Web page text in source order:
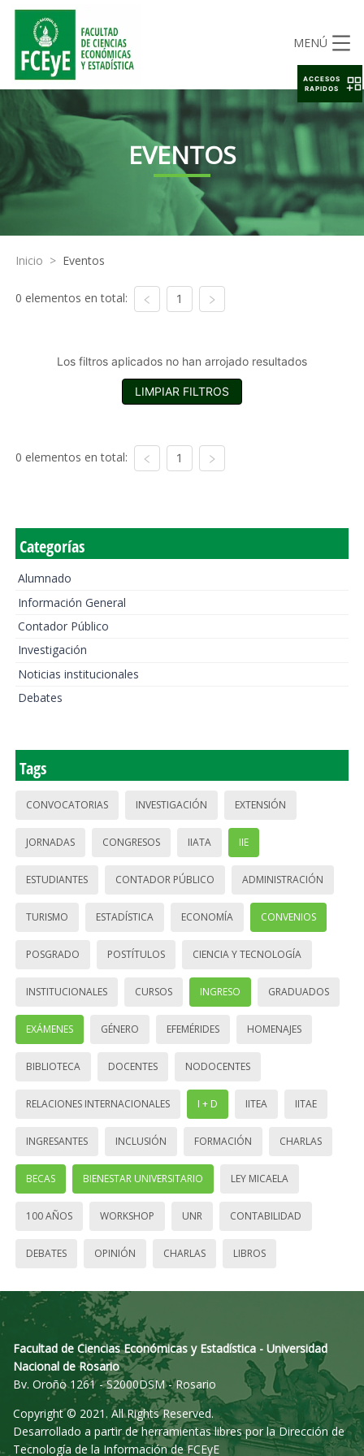
MENÚ
EVENTOS
Inicio > Eventos
0 elementos en total: 1
Los filtros aplicados no han arrojado resultados
LIMPIAR FILTROS
0 elementos en total: 1
Categorías
Alumnado
Información General
Contador Público
Investigación
Noticias institucionales
Debates
Tags
CONVOCATORIAS INVESTIGACIÓN EXTENSIÓN
JORNADAS CONGRESOS IIATA IIE
ESTUDIANTES CONTADOR PÚBLICO ADMINISTRACIÓN
TURISMO ESTADÍSTICA ECONOMÍA CONVENIOS
POSGRADO POSTÍTULOS CIENCIA Y TECNOLOGÍA
INSTITUCIONALES CURSOS INGRESO GRADUADOS
EXÁMENES GÉNERO EFEMÉRIDES HOMENAJES
BIBLIOTECA DOCENTES NODOCENTES
RELACIONES INTERNACIONALES I + D IITEA IITAE
INGRESANTES INCLUSIÓN FORMACIÓN CHARLAS
BECAS BIENESTAR UNIVERSITARIO LEY MICAELA
100 AÑOS WORKSHOP UNR CONTABILIDAD
DEBATES OPINIÓN CHARLAS LIBROS
Facultad de Ciencias Económicas y Estadística - Universidad
Nacional de Rosario
Bv. Oroño 1261 - S2000DSM - Rosario
Copyright © 2021. All Rights Reserved.
Desarrollado a partir de herramientas libres por la Dirección de
Tecnología de la Información de FCEyE
ACCESOS
RAPIDOS